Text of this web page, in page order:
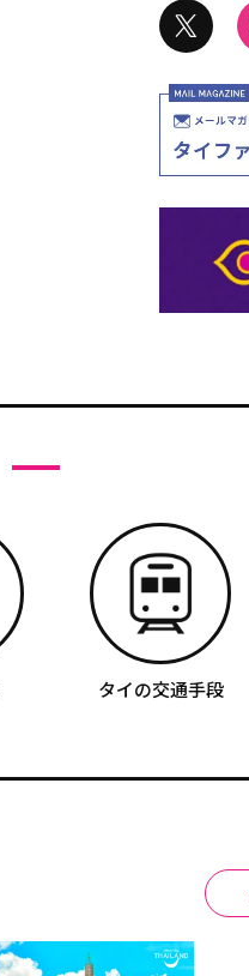
タイの交通手段